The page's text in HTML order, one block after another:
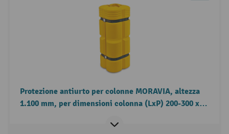
Protezione antiurto per colonne MORAVIA, altezza
1.100 mm, per dimensioni colonna (LxP) 200-300 x